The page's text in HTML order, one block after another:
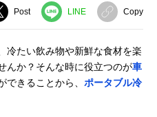
Post LINE Copy
冷たい飲み物や新鮮な食材を楽
んか？そんな時に役立つのが車
できることから、 ポータブル冷